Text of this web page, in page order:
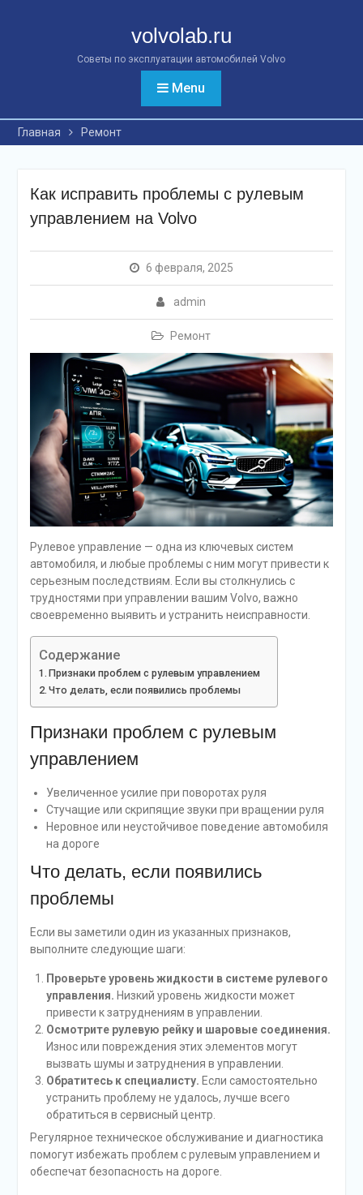
volvolab.ru
Советы по эксплуатации автомобилей Volvo
Menu
Главная Ремонт
Как исправить проблемы с рулевым
управлением на Volvo
6 февраля, 2025
admin
Ремонт
Рулевое управление — одна из ключевых систем
автомобиля, и любые проблемы с ним могут привести к
серьезным последствиям. Если вы столкнулись с
трудностями при управлении вашим Volvo, важно
своевременно выявить и устранить неисправности.
Содержание
Признаки проблем с рулевым управлением
Что делать, если появились проблемы
Признаки проблем с рулевым
управлением
Увеличенное усилие при поворотах руля
Стучащие или скрипящие звуки при вращении руля
Неровное или неустойчивое поведение автомобиля
на дороге
Что делать, если появились
проблемы
Если вы заметили один из указанных признаков,
выполните следующие шаги:
Проверьте уровень жидкости в системе рулевого
управления. Низкий уровень жидкости может
привести к затруднениям в управлении.
Осмотрите рулевую рейку и шаровые соединения.
Износ или повреждения этих элементов могут
вызвать шумы и затруднения в управлении.
Обратитесь к специалисту. Если самостоятельно
устранить проблему не удалось, лучше всего
обратиться в сервисный центр.
Регулярное техническое обслуживание и диагностика
помогут избежать проблем с рулевым управлением и
обеспечат безопасность на дороге.